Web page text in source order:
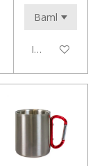
In den